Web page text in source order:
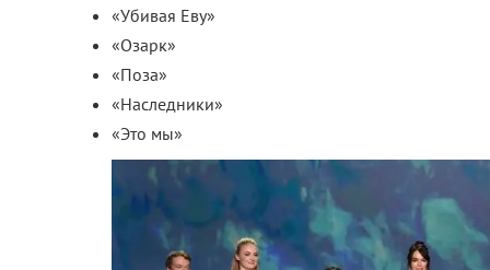
«Убивая Еву»
«Озарк»
«Поза»
«Наследники»
«Это мы»